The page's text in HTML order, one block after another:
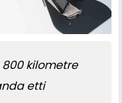
800 kilometre
etti